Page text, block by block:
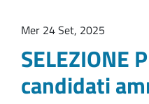
Mer 24 Set, 2025
SELEZIONE
candidati